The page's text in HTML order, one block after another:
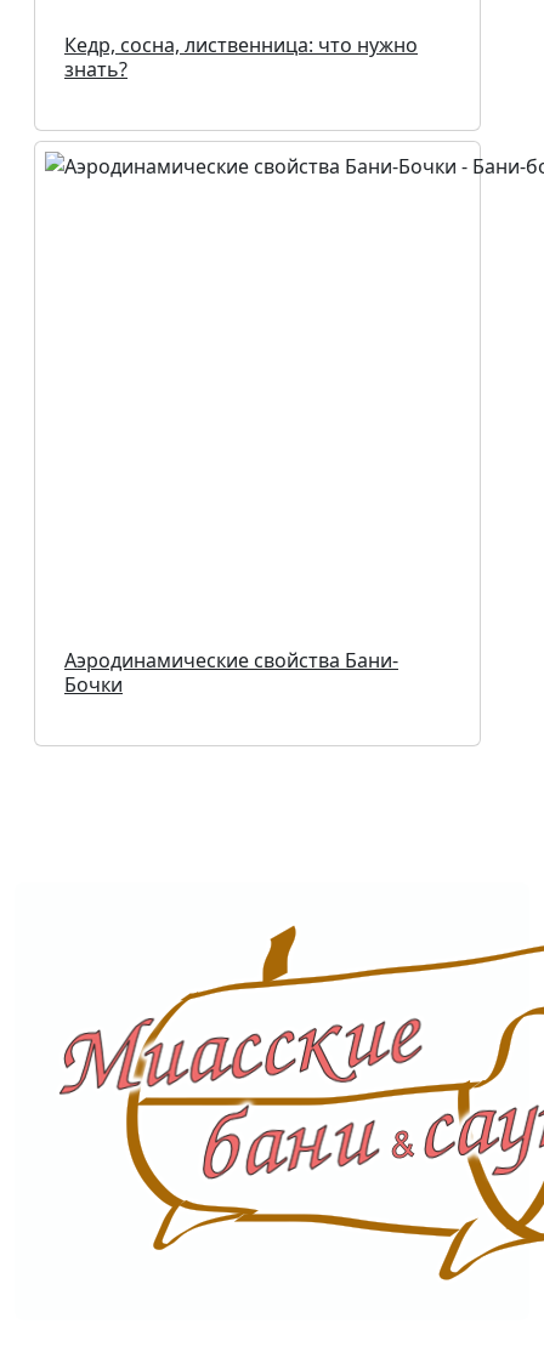
Кедр, сосна, лиственница: что нужно
знать?
Аэродинамические свойства Бани-
Бочки